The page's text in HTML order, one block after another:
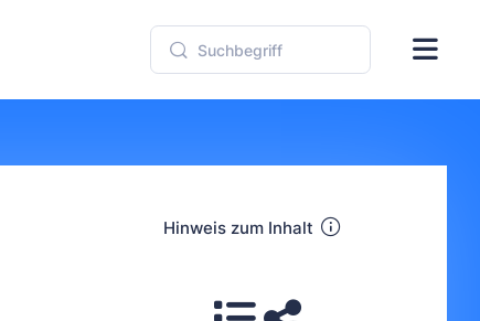
Hinweis zum Inhalt